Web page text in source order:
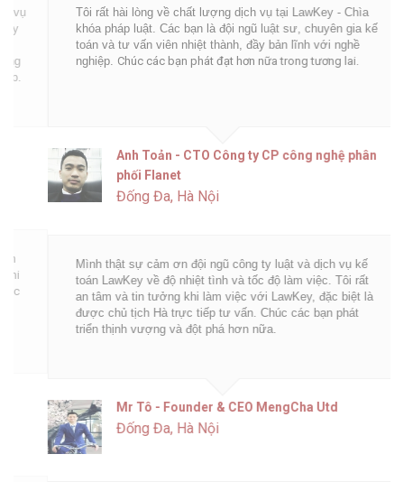
Tôi rất hài lòng về chất lượng dịch vụ tại LawKey - Chìa
khóa pháp luật. Các bạn là đội ngũ luật sư, chuyên gia kế
toán và tư vấn viên nhiệt thành, đầy bản lĩnh với nghề
nghiệp.Chúc các bạn phát đạt hơn nữa trong tương lai.
Anh Toản - CTO Công ty CP công nghệ phân
phối Flanet
Đống Đa, Hà Nội
Mình thật sự cảm ơn đội ngũ công ty luật và dịch vụ kế
toán LawKey về độ nhiệt tình và tốc độ làm việc. Tôi rất
an tâm và tin tưởng khi làm việc với LawKey, đặc biệt là
được chủ tịch Hà trực tiếp tư vấn. Chúc các bạn phát
triển thịnh vượng và đột phá hơn nữa.
Mr Tô - Founder & CEO MengCha Utd
Đống Đa, Hà Nội